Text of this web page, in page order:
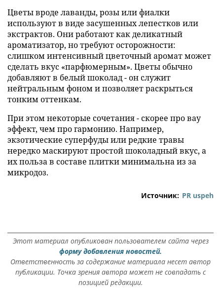
Цветы вроде лаванды, розы или фиалки
используют в виде засушенных лепестков или
экстрактов. Они работают как деликатный
ароматизатор, но требуют осторожности:
слишком интенсивный цветочный аромат может
сделать вкус «парфюмерным». Цветы обычно
добавляют в белый шоколад - он служит
нейтральным фоном и позволяет раскрыться
тонким оттенкам.
При этом некоторые сочетания - скорее про вау
эффект, чем про гармонию. Например,
экзотические суперфуды или редкие травы
нередко маскируют простой шоколадный вкус, а
их польза в составе плитки минимальна из за
микродоз.
Источник: PR uspeh
Этот материал опубликован пользователем сайта через
форму добавления новостей.
Ответственность за содержание материала несет автор
публикации. Точка зрения автора может не совпадать с
позицией редакции.